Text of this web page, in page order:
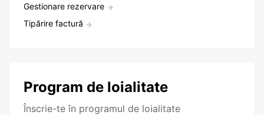
Gestionare rezervare
Tipărire factură
Program de loialitate
Înscrie-te în programul de loialitate